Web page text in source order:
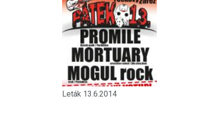
Leták 13.6.2014